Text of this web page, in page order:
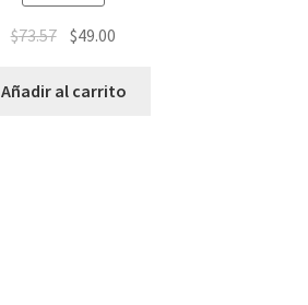
$73.57 $49.00
Añadir al carrito